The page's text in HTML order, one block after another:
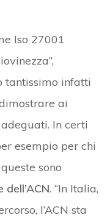
Iso 27001
tantissimo infatti
ai
In certi
esempio per chi
sono
. “In Italia,
l’ACN sta